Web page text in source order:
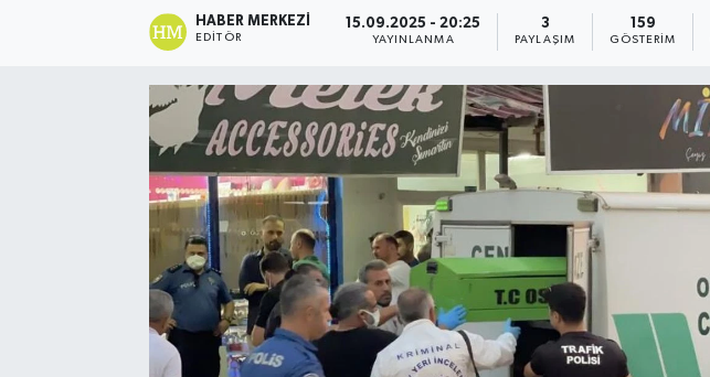
HABER MERKEZI
EDITÖR
15.09.2025 - 20:25
YAYINLANMA
3
PAYLAŞIM
159
GÖSTERIM